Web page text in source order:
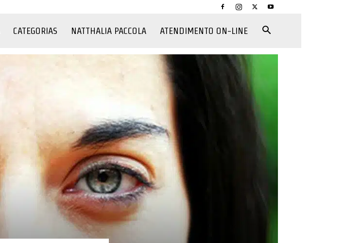
CATEGORIAS NATTHALIA PACCOLA ATENDIMENTO ON-LINE